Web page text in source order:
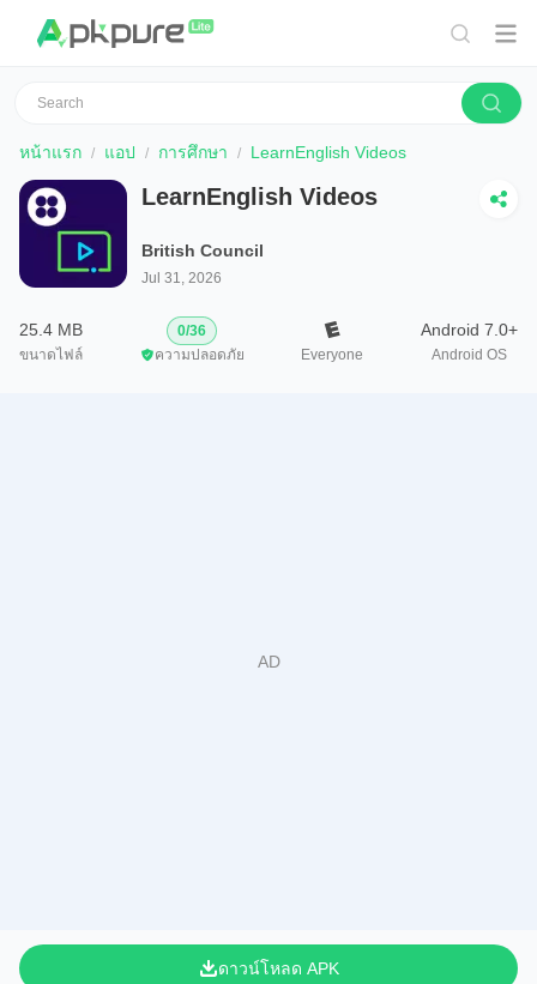
หน้าแรก แอป การศึกษา LearnEnglish Videos
LearnEnglish Videos
British Council
Jul 31, 2026
25.4 MB
ขนาดไฟล์
0/36
ความปลอดภัย
Everyone
Android 7.0+
Android OS
ดาวน์โหลด APK